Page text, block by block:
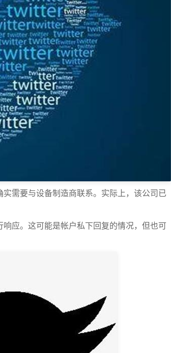
需要与设备制造商联系。实际上，该公司已
应。这可能是帐户私下回复的情况，但也可